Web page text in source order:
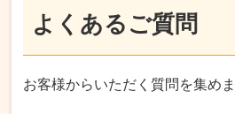
よくあるご質問
お客様からいただく質問を集めま